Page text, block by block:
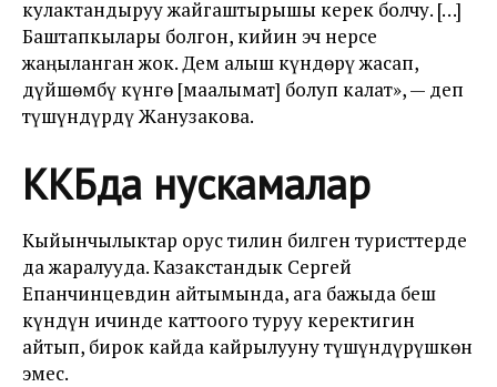
кулактандыруу жайгаштырышы керек болчу. […]
Баштапкылары болгон, кийин эч нерсе
жаңыланган жок. Дем алыш күндөрү жасап,
дүйшөмбү күнгө [маалымат] болуп калат», — деп
түшүндүрдү Жанузакова.
ККБда нускамалар
Кыйынчылыктар орус тилин билген туристтерде
да жаралууда. Казакстандык Сергей
Епанчинцевдин айтымында, ага бажыда беш
күндүн ичинде каттоого туруу керектигин
айтып, бирок кайда кайрылууну түшүндүрүшкөн
эмес.